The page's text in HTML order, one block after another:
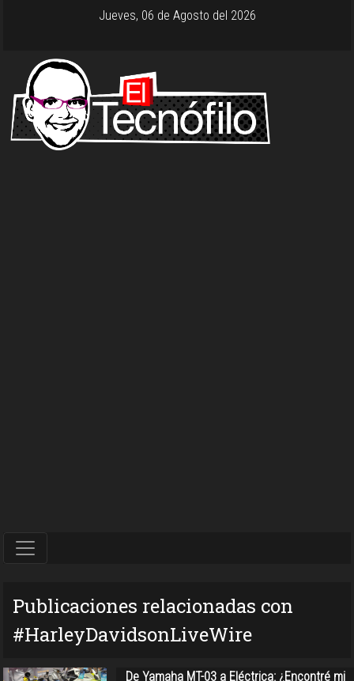
Jueves, 06 de Agosto del 2026
Publicaciones relacionadas con
#HarleyDavidsonLiveWire
De Yamaha MT-03 a Eléctrica: ¿Encontré mi